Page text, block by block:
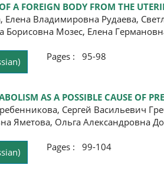
A FOREIGN BODY FROM THE
Елена Владимировна Рудаева,
Борисовна Мозес, Елена
Pages : 95-98
AS A POSSIBLE CAUSE OF
Сергей Васильевич
Яметова, Ольга Александровна
Pages : 99-104